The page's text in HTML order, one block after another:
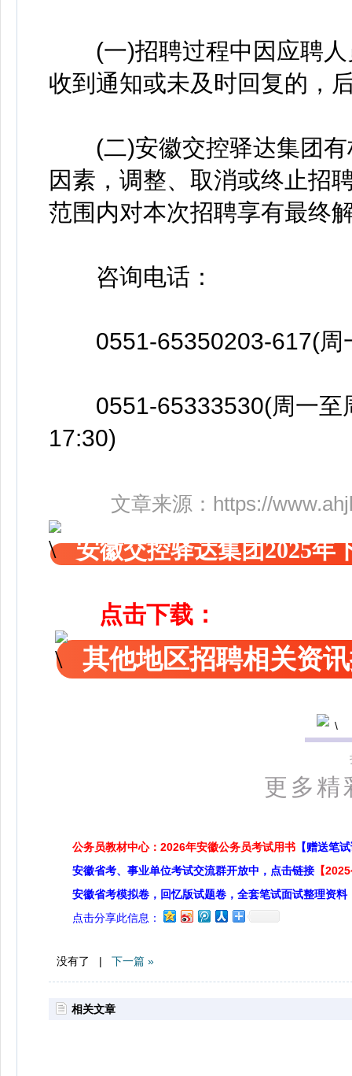
(一)招聘过程中因应聘人
收到通知或未及时回复的，
(二)安徽交控驿达集团有
因素，调整、取消或终止招
范围内对本次招聘享有最终
咨询电话：
0551-65350203-617(周
0551-65333530(周一至
17:30)
文章来源： https://
安徽交控驿达集团2025年
点击下载：
其他地区招聘相关资
更多精
公务员教材中心：2026年安徽公务员考试用书 【赠送笔
安徽省考、事业单位考试交流群开放中，点击链接 【
安徽省考模拟卷，回忆版试题卷，全套笔试面试整理资料
点击分享此信息：
没有了 | 下一篇 »
相关文章